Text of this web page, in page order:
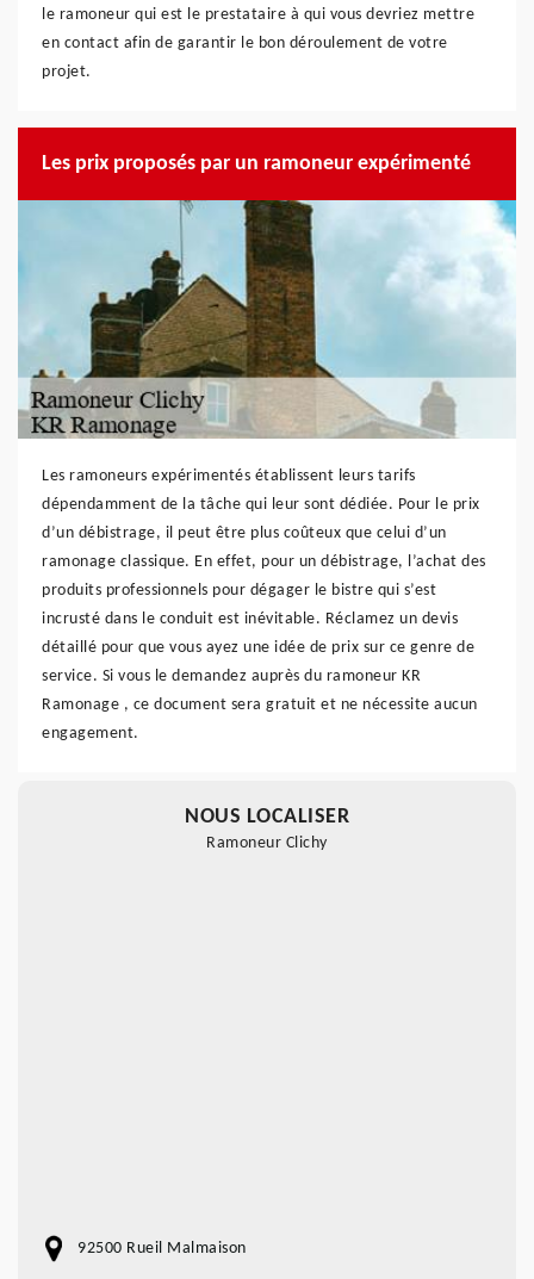
le ramoneur qui est le prestataire à qui vous devriez mettre
en contact afin de garantir le bon déroulement de votre
projet.
Les prix proposés par un ramoneur expérimenté
Les ramoneurs expérimentés établissent leurs tarifs
dépendamment de la tâche qui leur sont dédiée. Pour le prix
d’un débistrage, il peut être plus coûteux que celui d’un
ramonage classique. En effet, pour un débistrage, l’achat des
produits professionnels pour dégager le bistre qui s’est
incrusté dans le conduit est inévitable. Réclamez un devis
détaillé pour que vous ayez une idée de prix sur ce genre de
service. Si vous le demandez auprès du ramoneur KR
Ramonage , ce document sera gratuit et ne nécessite aucun
engagement.
NOUS LOCALISER
Ramoneur Clichy
92500 Rueil Malmaison